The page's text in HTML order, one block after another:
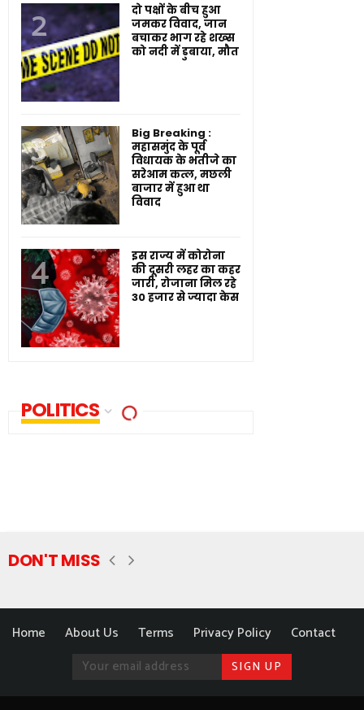
दो पक्षों के बीच हुआ
जमकर विवाद, जान
बचाकर भाग रहे शख्स
को नदी में डुबाया, मौत
Big Breaking :
महासमुंद के पूर्व
विधायक के भतीजे का
सरेआम कत्ल, मछली
बाजार में हुआ था
विवाद
इस राज्य में कोरोना
की दूसरी लहर का कहर
जारी, रोजाना मिल रहे
30 हजार से ज्यादा केस
POLITICS
DON'T MISS
Home About Us Terms Privacy Policy Contact